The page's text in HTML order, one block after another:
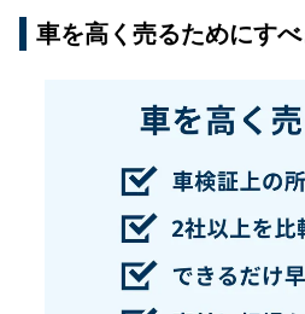
走行メーター改ざん
車を高く売る為の交渉術
はじめから希望金額を言
比較検討している事を伝
車を高く売るためにす